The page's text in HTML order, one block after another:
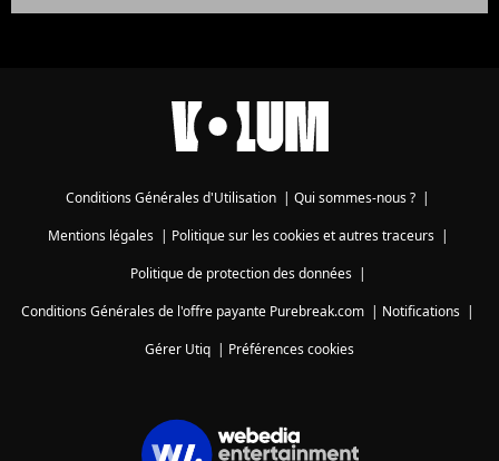
Conditions Générales d'Utilisation | Qui sommes-nous ? |
Mentions légales| Politique sur les cookies et autres traceurs|
Politique de protection des données|
Conditions Générales de l'offre payante Purebreak.com | Notifications |
Gérer Utiq | Préférences cookies